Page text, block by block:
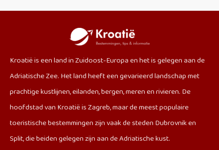
Kroatië is een land in Zuidoost-Europa en het is gelegen aan de
Adriatische Zee. Het land heeft een gevarieerd landschap met
prachtige kustlijnen, eilanden, bergen, meren en rivieren. De
hoofdstad van Kroatië is Zagreb, maar de meest populaire
toeristische bestemmingen zijn vaak de steden Dubrovnik en
Split, die beiden gelegen zijn aan de Adriatische kust.